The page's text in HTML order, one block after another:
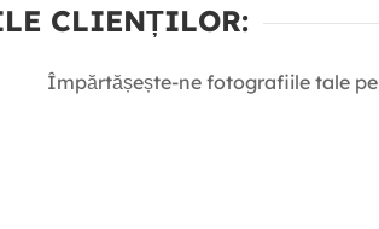
CLIENȚILOR:
Împărtășește-ne fotografiile tale pe